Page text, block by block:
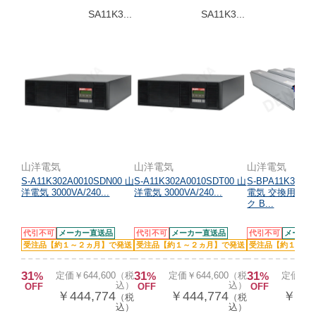
SA11K3...
山洋電気
S-A11K302A0010SDN00 山
洋電気 3000VA/240...
代引不可
メーカー直送品
受注品【約１～２ヵ月】で発送
31%
OFF
定価￥644,600（税
込）
￥444,774 （税
込）
SA11K3...
山洋電気
S-A11K302A0010SDT00 山
洋電気 3000VA/240...
代引不可
メーカー直送品
受注品【約１～２ヵ月】で発送
31%
OFF
定価￥644,600（税
込）
￥444,774 （税
込）
山洋電気
S-
電気 交換用バ
ク B...
代引不可
メーカ
受注品【約１～２
31%
OFF
定価￥
￥